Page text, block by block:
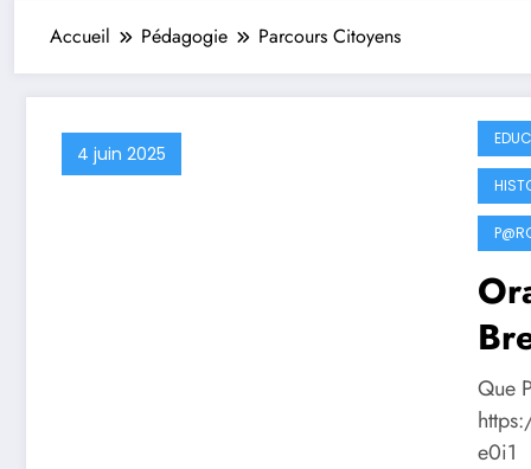
Accueil Pédagogie Parcours Citoyens
4 juin 2025
Que
e0i1